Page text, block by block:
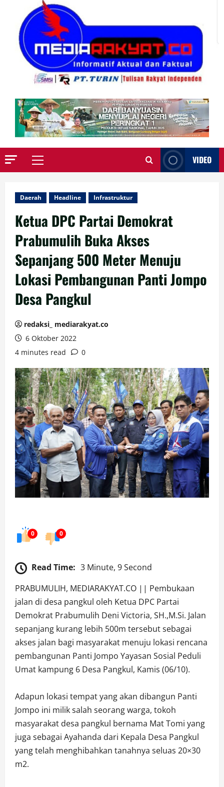
Primary
VIDEO
Daerah Headline Infrastruktur
Ketua DPC Partai Demokrat
Prabumulih Buka Akses
Sepanjang 500 Meter Menuju
Lokasi Pembangunan Panti Jompo
Desa Pangkul
redaksi_ mediarakyat.co
6 Oktober 2022
4 minutes read
0
0 0
Read Time: 3 Minute, 9 Second
PRABUMULIH, MEDIARAKYAT.CO || Pembukaan
jalan di desa pangkul oleh Ketua DPC Partai
Demokrat Prabumulih Deni Victoria, SH.,M.Si. Jalan
sepanjang kurang lebih 500m tersebut sebagai
akses jalan bagi masyarakat menuju lokasi rencana
pembangunan Panti Jompo Yayasan Sosial Peduli
Umat kampung 6 Desa Pangkul, Kamis (06/10).
Adapun lokasi tempat yang akan dibangun Panti
Jompo ini milik salah seorang warga, tokoh
masyarakat desa pangkul bernama Mat Tomi yang
juga sebagai Ayahanda dari Kepala Desa Pangkul
yang telah menghibahkan tanahnya seluas 20×30
m2.